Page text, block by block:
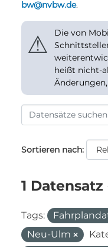
bw@nvbw.de.
⚠
Die von
heißt nicht-
Sortieren nach
1
Tags:
Neu-Ulm